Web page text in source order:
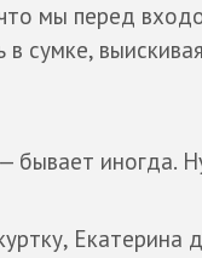
мы перед
сумке,
иногда.
Екатерина